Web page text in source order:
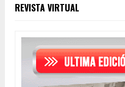
REVISTA VIRTUAL